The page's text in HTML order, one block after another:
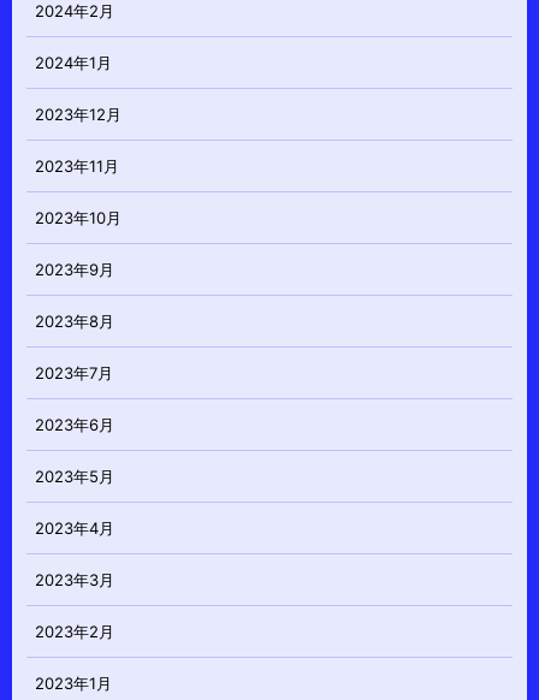
2024年2月
2024年1月
2023年12月
2023年11月
2023年10月
2023年9月
2023年8月
2023年7月
2023年6月
2023年5月
2023年4月
2023年3月
2023年2月
2023年1月